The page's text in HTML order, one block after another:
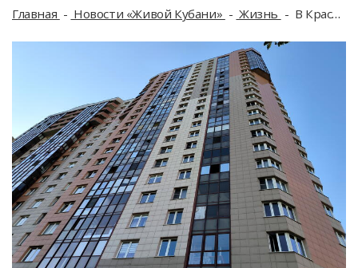
Главная Новости «Живой Кубани» Жизнь В Краснодарском крае сделают специальную ставку по ипотеке